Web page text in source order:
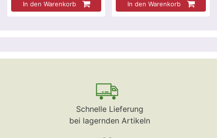
In den Warenkorb In den Warenkorb
Schnelle Lieferung
bei lagernden Artikeln